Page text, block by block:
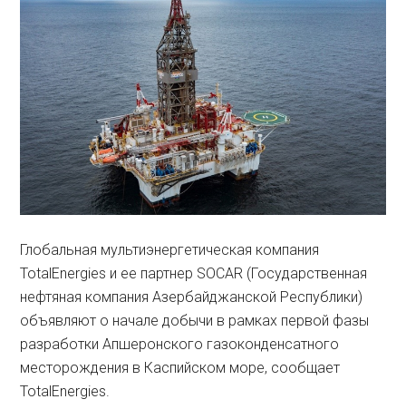
Глобальная мультиэнергетическая компания
TotalEnergies и ее партнер SOCAR (Государственная
нефтяная компания Азербайджанской Республики)
объявляют о начале добычи в рамках первой фазы
разработки Апшеронского газоконденсатного
месторождения в Каспийском море, сообщает
TotalEnergies.